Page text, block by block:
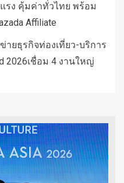
แรง คุ้มค่าทั่วไทย พร้อม
Affiliate
ายธุรกิจท่องเที่ยว-บริการ
2026เชื่อม 4 งานใหญ่